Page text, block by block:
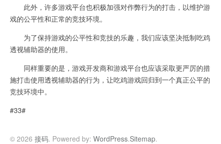
此外，许多游戏平台也积极加强对作弊行为的打击，以维护游
戏的公平性和正常的竞技环境。
为了保持游戏的公平性和竞技的乐趣，我们应该坚决抵制吃鸡
透视辅助器的使用。
同样重要的是，游戏开发商和游戏平台也应该采取更严厉的措
施打击使用透视辅助器的行为，让吃鸡游戏回归到一个真正公平的
竞技环境中。
#33#
© 2026 接码. Powered by: WordPress.Sitemap.